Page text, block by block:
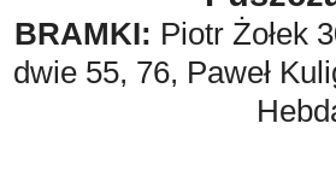
BRAMKI: Piotr Żołek
dwie 55, 76, Paweł